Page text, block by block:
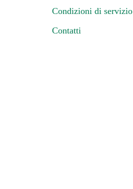
Condizioni di servizio
Contatti